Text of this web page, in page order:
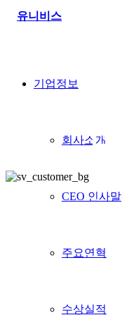
기업정보
회사소개
CEO 인사말
주요연혁
수상실적